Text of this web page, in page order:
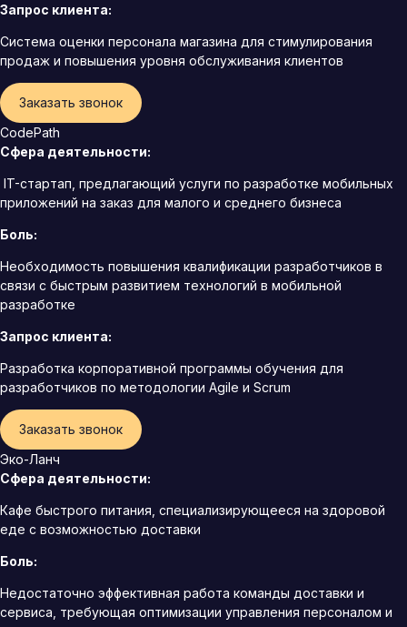
Запрос клиента:
Система оценки персонала магазина для стимулирования
продаж и повышения уровня обслуживания клиентов
Заказать звонок
CodePath
Сфера деятельности:
IT-стартап, предлагающий услуги по разработке мобильных
приложений на заказ для малого и среднего бизнеса
Боль:
Необходимость повышения квалификации разработчиков в
связи с быстрым развитием технологий в мобильной
разработке
Запрос клиента:
Разработка корпоративной программы обучения для
разработчиков по методологии Agile и Scrum
Заказать звонок
Эко-Ланч
Сфера деятельности:
Кафе быстрого питания, специализирующееся на здоровой
еде с возможностью доставки
Боль:
Недостаточно эффективная работа команды доставки и
сервиса, требующая оптимизации управления персоналом и